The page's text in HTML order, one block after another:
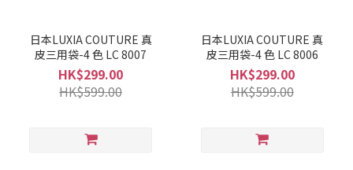
日本LUXIA COUTURE 真
皮三用袋-4 色 LC 8007
HK$299.00
HK$599.00
日本LUXIA COUTURE 真
皮三用袋-4 色 LC 8006
HK$299.00
HK$599.00